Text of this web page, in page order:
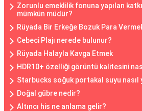
Zorunlu emeklilik fonuna yapılan
mümkün müdür?
Rüyada Bir Erkeğe Bozuk Para
Cebeci Plajı nerede bulunur?
Rüyada Halayla Kavga Etmek
HDR10+ özelliği görüntü kalitesini
Starbucks soğuk portakal suyu nasıl
Doğal gübre nedir?
Altıncı his ne anlama gelir?